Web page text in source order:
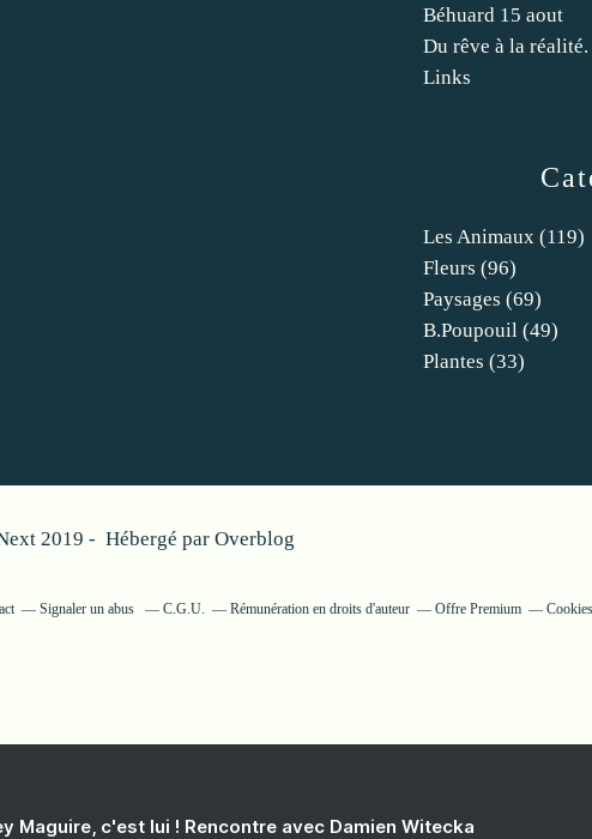
Les Animaux (119)
Fleurs (96)
Paysages (69)
B.poupouil (49)
Plantes (33)
Béhuard 15 aout
Du rêve à la réalité.
Links
2019 - Hébergé par Overblog
Signaler un abus C.G.U. Rémunération en droits d'auteur Offre Premium
Maguire, c'est lui ! Rencontre avec Damien Witecka